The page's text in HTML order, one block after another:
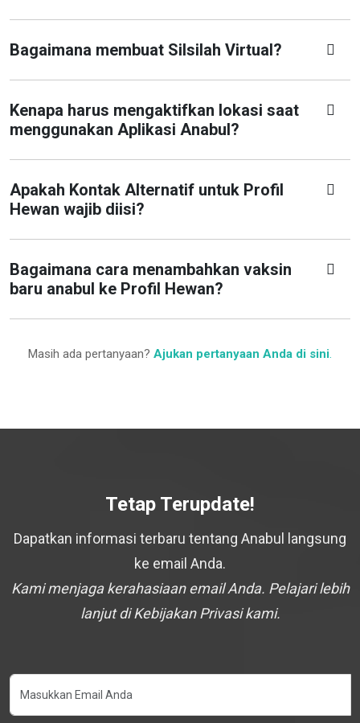
Bagaimana membuat Silsilah Virtual?
Kenapa harus mengaktifkan lokasi saat
menggunakan Aplikasi Anabul?
Apakah Kontak Alternatif untuk Profil
Hewan wajib diisi?
Bagaimana cara menambahkan vaksin
baru anabul ke Profil Hewan?
Masih ada pertanyaan? Ajukan pertanyaan Anda di sini.
Tetap Terupdate!
Dapatkan informasi terbaru tentang Anabul langsung
ke email Anda.
Kami menjaga kerahasiaan email Anda. Pelajari lebih
lanjut di Kebijakan Privasi kami.